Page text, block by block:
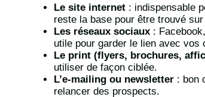
Le site internet : indispensable
reste la base pour être trouvé sur
Les réseaux sociaux :
utile pour garder le lien avec
Le print (flyers, brochures,
utiliser de façon ciblée.
L’e-mailing ou newsletter : bon
relancer des prospects.